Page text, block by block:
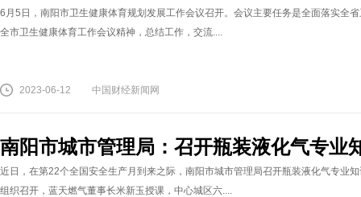
6月5日，南阳市卫生健康体育规划发展工作会议召开。会议主要任务是全面落实全
全市卫生健康体育工作会议精神，总结工作，交流....
2023-06-12 中国财经新闻网
南阳市城市管理局：召开瓶装液化气专业
近日，在第22个全国安全生产月到来之际，南阳市城市管理局召开瓶装液化气专业
组织召开，蓝天燃气董事长米新玉授课，中心城区六....